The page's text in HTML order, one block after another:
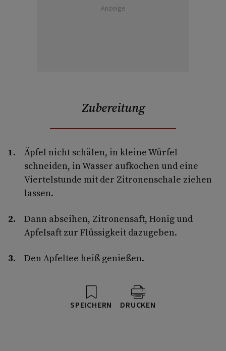
Anzeige
Zubereitung
Äpfel nicht schälen, in kleine Würfel
schneiden, in Wasser aufkochen und eine
Viertelstunde mit der Zitronenschale ziehen
lassen.
Dann abseihen, Zitronensaft, Honig und
Apfelsaft zur Flüssigkeit dazugeben.
Den Apfeltee heiß genießen.
SPEICHERN DRUCKEN